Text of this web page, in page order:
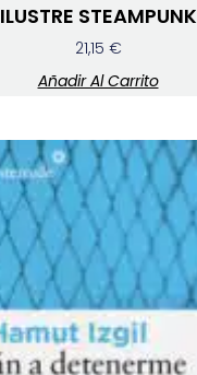
ILUSTRE STEAMPUNK
21,15 €
Añadir Al Carrito